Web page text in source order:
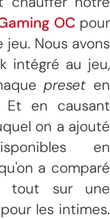
OC pour
Nous avons
intégré au jeu,
preset en
Et en causant
on a ajouté
en
a comparé
sur une
les intimes.